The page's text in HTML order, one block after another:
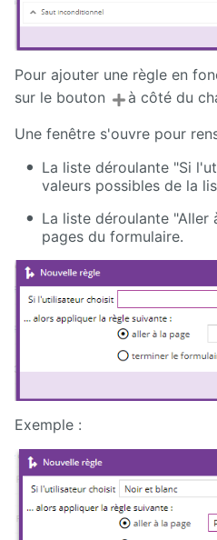
Pour ajouter une règle en
sur le bouton
à côté du
Une fenêtre s'ouvre pour
La liste déroulante "Si
valeurs possibles de la
La liste déroulante "Aller
pages du formulaire.
Exemple :